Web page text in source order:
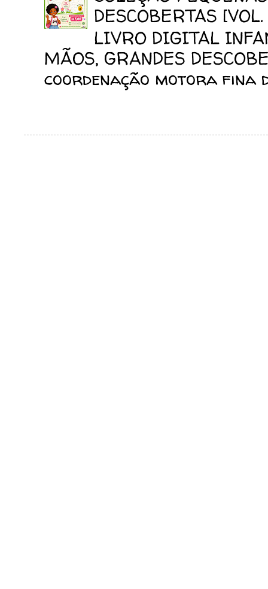
DESCOBERTAS [VOL.
LIVRO DIGITAL
MÃOS, GRANDES
coordenação motora fina